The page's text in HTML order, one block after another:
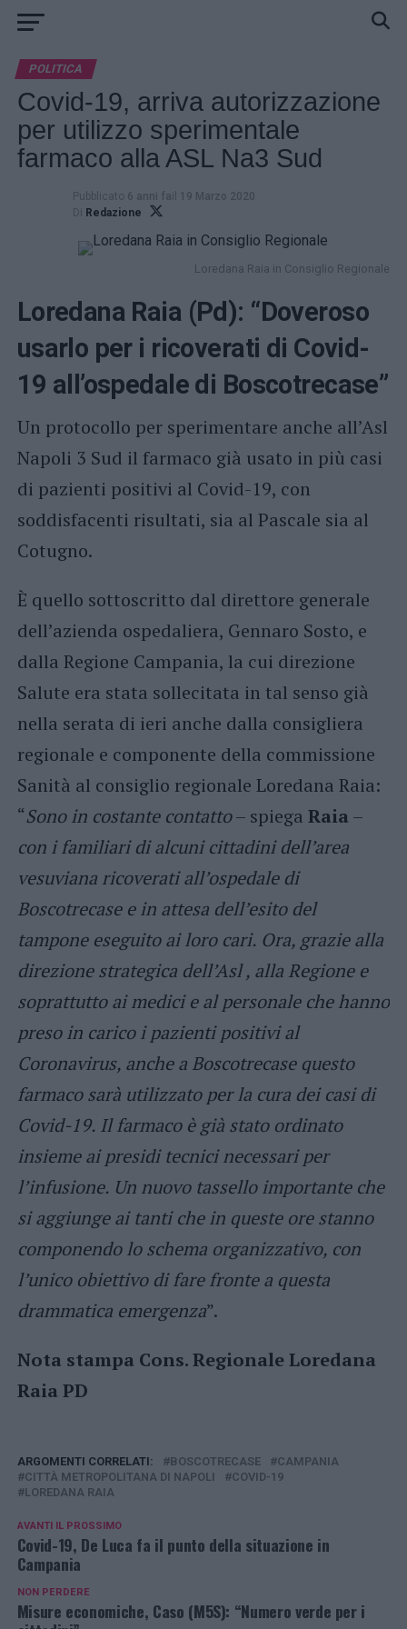
POLITICA
Covid-19, arriva autorizzazione
per utilizzo sperimentale
farmaco alla ASL Na3 Sud
Pubblicato 6 anni fail 19 Marzo 2020
Di Redazione
Loredana Raia in Consiglio Regionale
Loredana Raia (Pd): “Doveroso
usarlo per i ricoverati di Covid-
19 all’ospedale di Boscotrecase”
Un protocollo per sperimentare anche all’Asl
Napoli 3 Sud il farmaco già usato in più casi
di pazienti positivi al Covid-19, con
soddisfacenti risultati, sia al Pascale sia al
Cotugno.
È quello sottoscritto dal direttore generale
dell’azienda ospedaliera, Gennaro Sosto, e
dalla Regione Campania, la cui direzione
Salute era stata sollecitata in tal senso già
nella serata di ieri anche dalla consigliera
regionale e componente della commissione
Sanità al consiglio regionale Loredana Raia:
“Sono in costante contatto– spiega Raia –
con i familiari di alcuni cittadini dell’area
vesuviana ricoverati all’ospedale di
Boscotrecase e in attesa dell’esito del
tampone eseguito ai loro cari. Ora, grazie alla
direzione strategica dell’Asl , alla Regione e
soprattutto ai medici e al personale che hanno
preso in carico i pazienti positivi al
Coronavirus, anche a Boscotrecase questo
farmaco sarà utilizzato per la cura dei casi di
Covid-19. Il farmaco è già stato ordinato
insieme ai presidi tecnici necessari per
l’infusione. Un nuovo tassello importante che
si aggiunge ai tanti che in queste ore stanno
componendo lo schema organizzativo, con
l’unico obiettivo di fare fronte a questa
drammatica emergenza”.
Nota stampa Cons. Regionale Loredana
Raia PD
ARGOMENTI CORRELATI: BOSCOTRECASE
CAMPANIA
CITTÀ METROPOLITANA DI NAPOLI
COVID-19
LOREDANA RAIA
AVANTI IL ​​PROSSIMO
Covid-19, De Luca fa il punto della situazione in
Campania
NON PERDERE
Misure economiche, Caso (M5S): “Numero verde per i